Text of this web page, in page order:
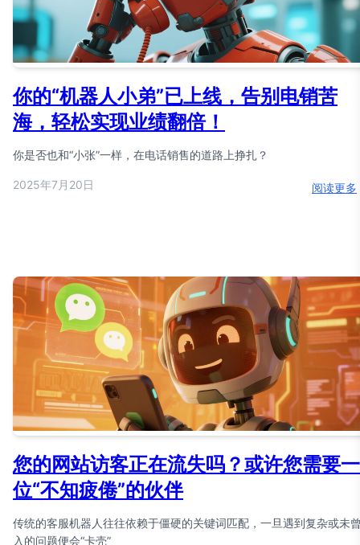
你的“机器人小弟”已上线，告别电销苦
海，轻松实现业绩翻倍！
你是否也和“小张”一样，在电话销售的道路上挣扎？
2025年7月20日 阅读更多
您的网站访客正在流失吗？或许您需要一
位“不知疲倦”的伙伴
传统的客服机器人往往依赖于僵硬的关键词匹配，一旦遇到复杂或未
入的问题便会“卡壳”